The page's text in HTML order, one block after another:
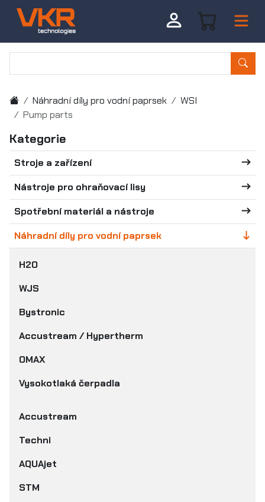
Náhradní díly pro vodní paprsek
WSI
Pump parts
Kategorie
Stroje a zařízení
Nástroje pro ohraňovací lisy
Spotřební materiál a nástroje
Náhradní díly pro vodní paprsek
H2O
WJS
Bystronic
Accustream / Hypertherm
OMAX
Vysokotlaká čerpadla
Accustream
Techni
AQUAjet
STM